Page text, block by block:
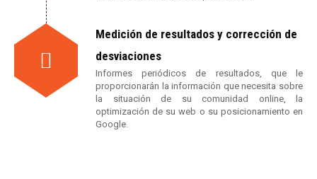
Medición de resultados y corrección de
desviaciones
Informes periódicos de resultados, que le
proporcionarán la información que necesita sobre
la situación de su comunidad online, la
optimización de su web o su posicionamiento en
Google.